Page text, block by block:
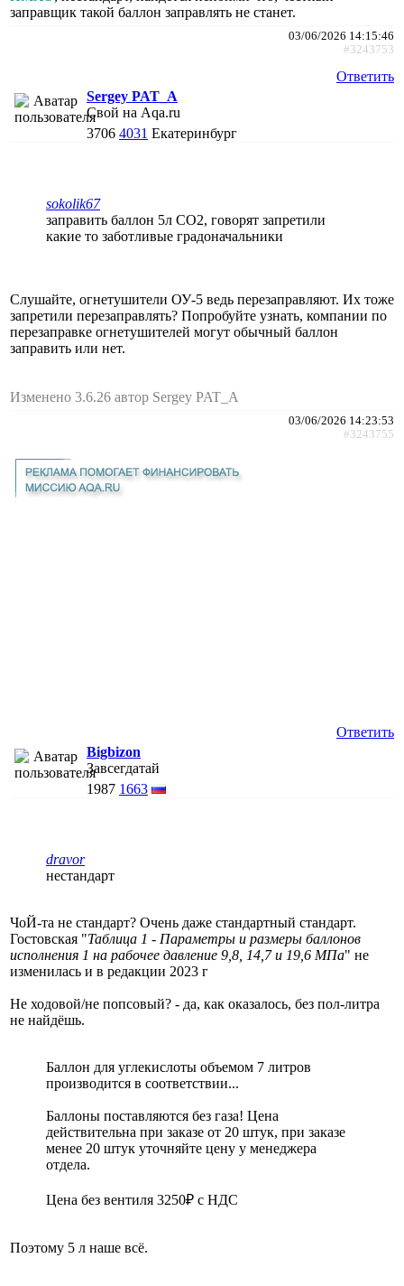
заправщик такой баллон заправлять не станет.
03/06/2026 14:15:46
#3243753
Ответить
Sergey PAT_A
Свой на Aqa.ru
3706 4031 Екатеринбург
sokolik67
заправить баллон 5л СО2, говорят запретили
какие то заботливые градоначальники
Слушайте, огнетушители ОУ-5 ведь перезаправляют. Их тоже
запретили перезаправлять? Попробуйте узнать, компании по
перезаправке огнетушителей могут обычный баллон
заправить или нет.
Изменено 3.6.26 автор Sergey PAT_A
03/06/2026 14:23:53
#3243755
Ответить
Bigbizon
Завсегдатай
1987 1663
dravor
нестандарт
ЧоЙ-та не стандарт? Очень даже стандартный стандарт.
Гостовская "Таблица 1 - Параметры и размеры баллонов
исполнения 1 на рабочее давление 9,8, 14,7 и 19,6 МПа" не
изменилась и в редакции 2023 г
Не ходовой/не попсовый? - да, как оказалось, без пол-литра
не найдёшь.
Баллон для углекислоты объемом 7 литров
производится в соответствии...
Баллоны поставляются без газа! Цена
действительна при заказе от 20 штук, при заказе
менее 20 штук уточняйте цену у менеджера
отдела.
Цена без вентиля 3250₽ с НДС
Поэтому 5 л наше всё.